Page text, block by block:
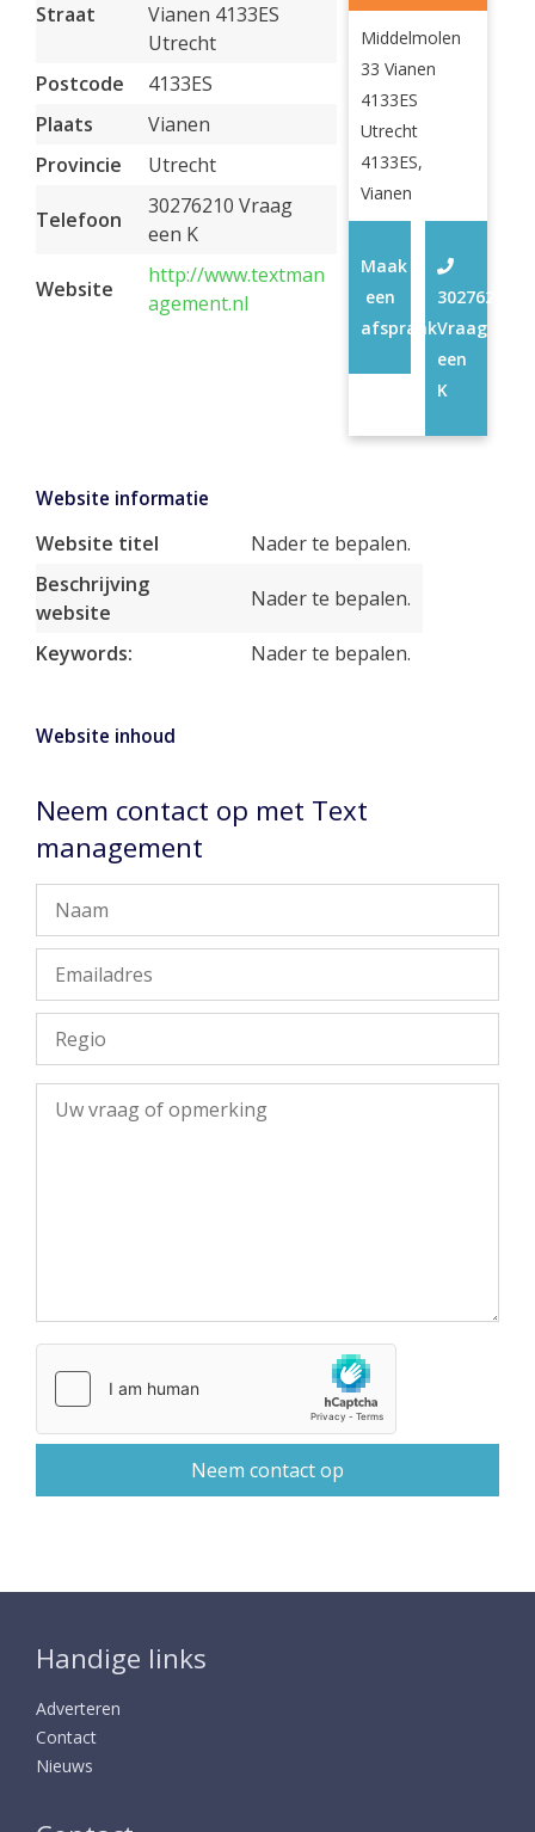
Straat
Vianen 4133ES
Utrecht
Postcode
4133ES
Plaats
Vianen
Provincie
Utrecht
Telefoon
30276210 Vraag
een K
Website
http://www.textman
agement.nl
Middelmolen
33 Vianen
4133ES
Utrecht
4133ES,
Vianen
30276210
Vraag
een
K
Maak
een
afspraak
Website informatie
Website titel
Nader te bepalen.
Beschrijving
website
Nader te bepalen.
Keywords: Nader te bepalen.
Website inhoud
Neem contact op met Text
management
Handige links
Adverteren
Contact
Nieuws